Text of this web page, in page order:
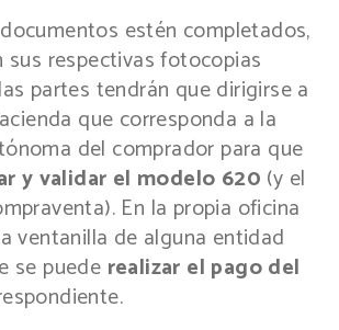
estén completados,
respectivas fotocopias
partes tendrán que dirigirse a
que corresponda a la
del comprador para que
y validar el modelo 620 (y el
En la propia oficina
ventanilla de alguna entidad
se puede realizar el pago del